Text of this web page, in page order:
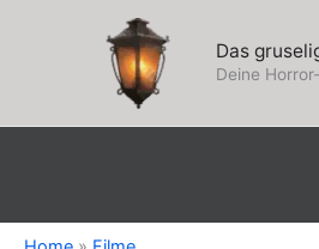
Das
Deine